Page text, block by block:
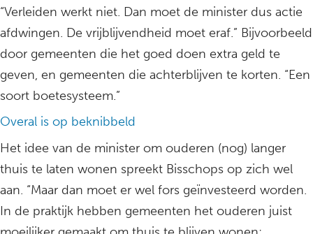
“Verleiden werkt niet. Dan moet de minister dus actie
afdwingen. De vrijblijvendheid moet eraf.” Bijvoorbeeld
door gemeenten die het goed doen extra geld te
geven, en gemeenten die achterblijven te korten. “Een
soort boetesysteem.”
Overal is op beknibbeld
Het idee van de minister om ouderen (nog) langer
thuis te laten wonen spreekt Bisschops op zich wel
aan. “Maar dan moet er wel fors geïnvesteerd worden.
In de praktijk hebben gemeenten het ouderen juist